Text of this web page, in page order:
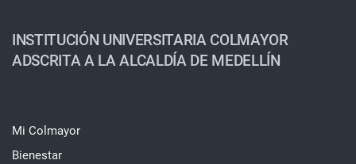
INSTITUCIÓN UNIVERSITARIA COLMAYOR
ADSCRITA A LA ALCALDÍA DE MEDELLÍN
Mi Colmayor
Bienestar